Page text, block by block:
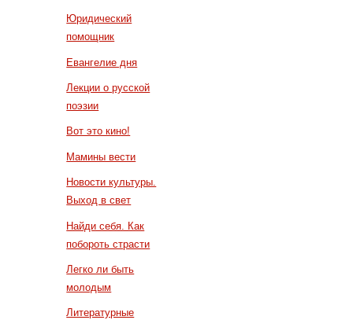
Юридический
помощник
Евангелие дня
Лекции о русской
поэзии
Вот это кино!
Мамины вести
Новости культуры.
Выход в свет
Найди себя. Как
побороть страсти
Легко ли быть
молодым
Литературные